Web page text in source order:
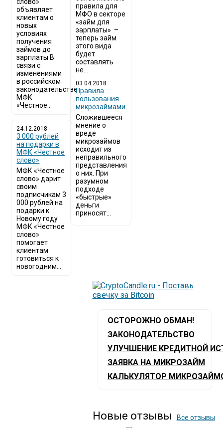
объявляет
клиентам о
новых
условиях
получения
займов до
зарплаты В
связи с
изменениями
в российском
законодательстве
МФК
«Честное...
24.12.2018
3 000 рублей
на подарки в
МФК «Честное
слово»
МФК «Честное
слово» дарит
своим
подписчикам 3
000 рублей на
подарки к
Новому году
МФК «Честное
слово»
помогает
клиентам
готовиться к
новогодним...
правила для
МФО в секторе
«займ для
зарплаты» –
теперь займ
этого вида
будет
составлять
не...
03.04.2018
​Правила
пользования
микрозаймами
Сложившееся
мнение о
вреде
микрозаймов
исходит из
неправильного
представления
о них. При
разумном
подходе
«быстрые»
деньги
приносят...
ОСТОРОЖНО ОБМАН!
ЗАКОНОДАТЕЛЬСТВО
УЛУЧШЕНИЕ КРЕДИТНОЙ
ЗАЯВКА НА МИКРОЗАЙМ
КАЛЬКУЛЯТОР
Новые отзывы Все отзывы